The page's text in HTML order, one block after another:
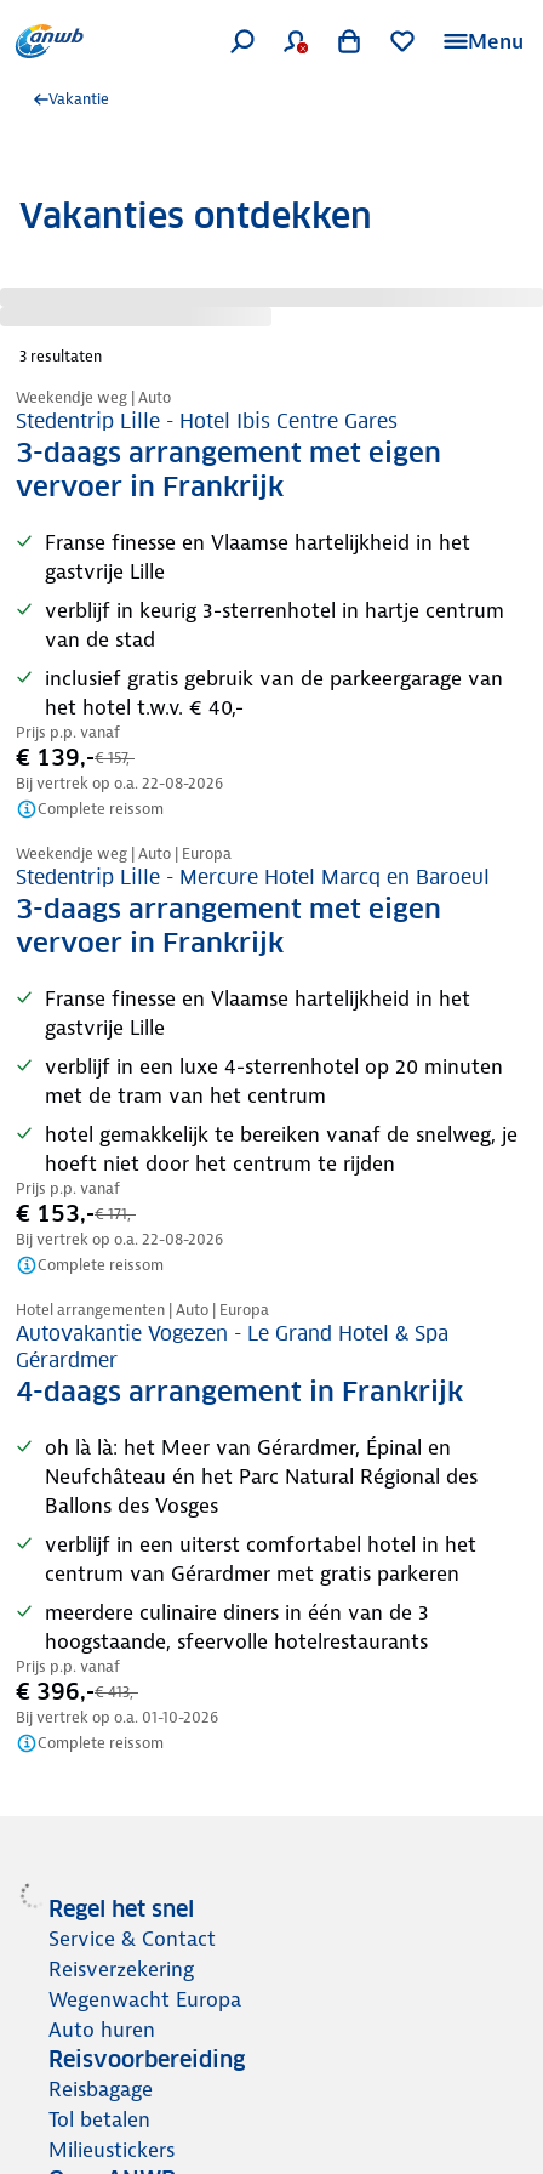
Menu
Vakantie
Vakanties ontdekken
3 resultaten
Nazomer korting
Weekendje weg | Auto
Stedentrip Lille - Hotel Ibis Centre Gares
3-daags arrangement met eigen
vervoer in Frankrijk
Franse finesse en Vlaamse hartelijkheid in het
gastvrije Lille
verblijf in keurig 3-sterrenhotel in hartje centrum
van de stad
inclusief gratis gebruik van de parkeergarage van
het hotel t.w.v. € 40,-
Prijs p.p. vanaf
€ 139,-€ 157,-
Bij vertrek op o.a. 22-08-2026
Complete reissom
Nazomer korting
Weekendje weg | Auto | Europa
Stedentrip Lille - Mercure Hotel Marcq en Baroeul
3-daags arrangement met eigen
vervoer in Frankrijk
Franse finesse en Vlaamse hartelijkheid in het
gastvrije Lille
verblijf in een luxe 4-sterrenhotel op 20 minuten
met de tram van het centrum
hotel gemakkelijk te bereiken vanaf de snelweg, je
hoeft niet door het centrum te rijden
Prijs p.p. vanaf
€ 153,-€ 171,-
Bij vertrek op o.a. 22-08-2026
Complete reissom
Nazomer korting
Hotel arrangementen | Auto | Europa
Autovakantie Vogezen - Le Grand Hotel & Spa
Gérardmer
4-daags arrangement in Frankrijk
oh là là: het Meer van Gérardmer, Épinal en
Neufchâteau én het Parc Natural Régional des
Ballons des Vosges
verblijf in een uiterst comfortabel hotel in het
centrum van Gérardmer met gratis parkeren
meerdere culinaire diners in één van de 3
hoogstaande, sfeervolle hotelrestaurants
Prijs p.p. vanaf
€ 396,-€ 413,-
Bij vertrek op o.a. 01-10-2026
Complete reissom
Regel het snel
Service & Contact
Reisverzekering
Wegenwacht Europa
Auto huren
Reisvoorbereiding
Reisbagage
Tol betalen
Milieustickers